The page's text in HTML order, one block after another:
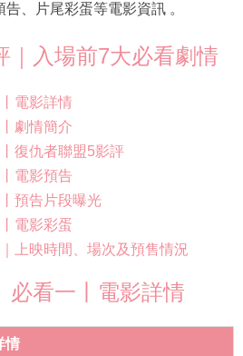
、片尾彩蛋等電影資訊 。
｜入場前7大必看劇情
電影詳情
劇情簡介
復仇者聯盟5影評
電影預告
預告片段曝光
電影彩蛋
上映時間、場次及預售情況
必看一丨電影詳情
情